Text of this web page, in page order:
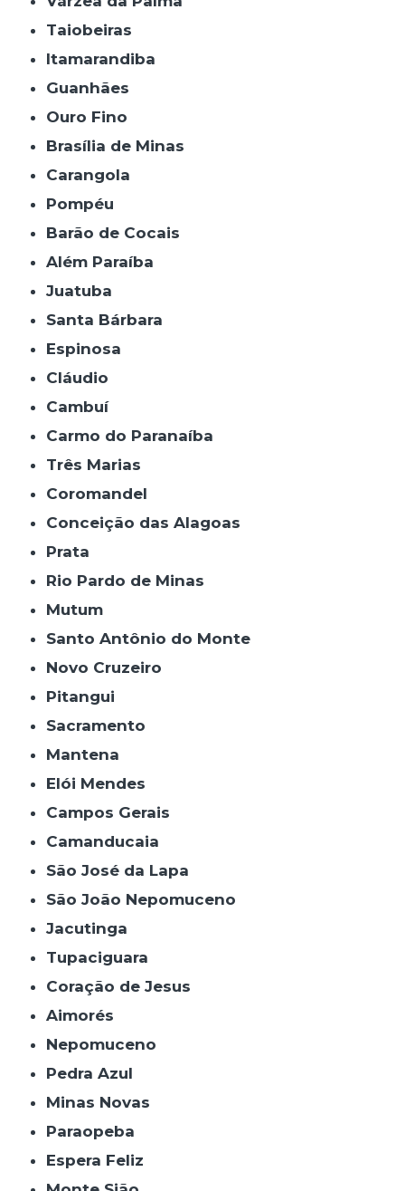
Taiobeiras
Itamarandiba
Guanhães
Ouro Fino
Brasília de Minas
Carangola
Pompéu
Barão de Cocais
Além Paraíba
Juatuba
Santa Bárbara
Espinosa
Cláudio
Cambuí
Carmo do Paranaíba
Três Marias
Coromandel
Conceição das Alagoas
Prata
Rio Pardo de Minas
Mutum
Santo Antônio do Monte
Novo Cruzeiro
Pitangui
Sacramento
Mantena
Elói Mendes
Campos Gerais
Camanducaia
São José da Lapa
São João Nepomuceno
Jacutinga
Tupaciguara
Coração de Jesus
Aimorés
Nepomuceno
Pedra Azul
Minas Novas
Paraopeba
Espera Feliz